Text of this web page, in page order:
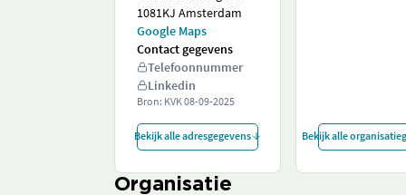
1081KJ Amsterdam
Google Maps
Contact gegevens
Telefoonnummer
Linkedin
Bron: KVK08-09-2025
Bekijk alle adresgegevens Bekijk alle
Organisatie